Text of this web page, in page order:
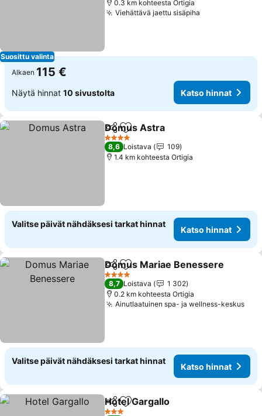
Suosittu valinta
0.3 km kohteesta Ortigia
Viehättävä jaettu sisäpiha
Alkaen 115 €
Näytä hinnat 10 sivustolta Katso hinnat
Jaa Lisää suosikkeihin
Domus Astra
4 Tähtiluokitus
8,6 Loistava
109
1.4 km kohteesta Ortigia
Valitse päivät nähdäksesi tarkat hinnat
Katso hinnat
Jaa Lisää suosikkeihin
Domus Mariae Benessere
4 Tähtiluokitus
8,7 Loistava
1 302
0.2 km kohteesta Ortigia
Ainutlaatuinen spa- ja wellness-keskus
Valitse päivät nähdäksesi tarkat hinnat
Katso hinnat
Jaa Lisää suosikkeihin
Hotel Gargallo